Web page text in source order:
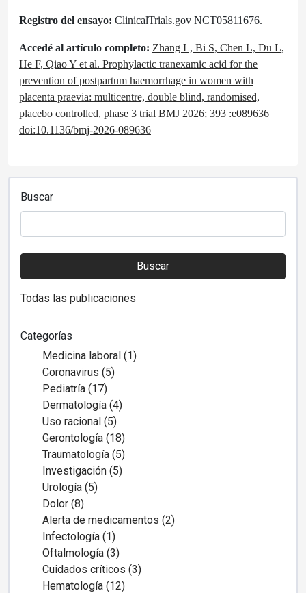
Registro del ensayo: ClinicalTrials.gov NCT05811676.
Accedé al artículo completo: Zhang L, Bi S, Chen L, Du L,
He F, Qiao Y et al. Prophylactic tranexamic acid for the
prevention of postpartum haemorrhage in women with
placenta praevia: multicentre, double blind, randomised,
placebo controlled, phase 3 trial BMJ 2026; 393 :e089636
doi:10.1136/bmj-2026-089636
Buscar
Buscar
Todas las publicaciones
Categorías
Medicina laboral (1)
Coronavirus (5)
Pediatría (17)
Dermatología (4)
Uso racional (5)
Gerontología (18)
Traumatología (5)
Investigación (5)
Urología (5)
Dolor (8)
Alerta de medicamentos (2)
Infectología (1)
Oftalmología (3)
Cuidados críticos (3)
Hematología (12)